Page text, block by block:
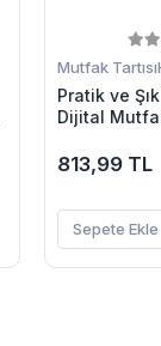
Mutfak Tartısı
Pratik ve
Dijital
813,99 TL
Sepete Ekle